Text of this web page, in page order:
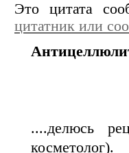
Это цитата
цитатник или
....делюсь
косметолог).